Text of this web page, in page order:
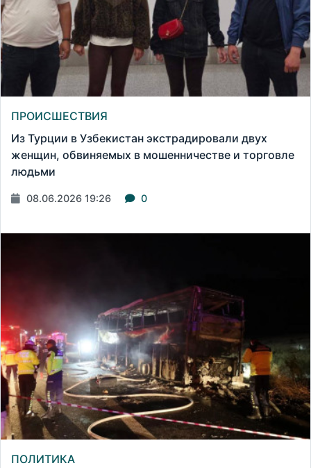
ПРОИСШЕСТВИЯ
Из Турции в Узбекистан экстрадировали двух
женщин, обвиняемых в мошенничестве и торговле
людьми
08.06.2026 19:26 0
ПОЛИТИКА